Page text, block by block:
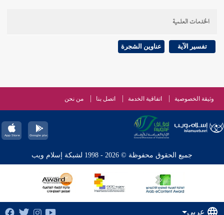
الخدمات العلمية
تفسير الآية عناوين الشجرة
وثيقة الخصوصية اتفاقية الخدمة اتصل بنا من نحن
جميع الحقوق محفوظة © 2026 - 1998 لشبكة إسلام ويب
عربي